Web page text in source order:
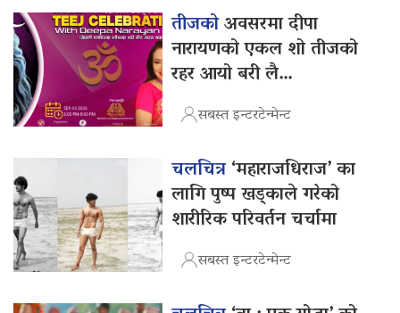
तीजकोअवसरमा दीपा
नारायणको एकल शो तीजको
रहर आयो बरी लै…
सबस्त इन्टरटेन्मेन्ट
चलचित्र‘महाराजधिराज’ का
लागि पुष्प खड्काले गरेको
शारीरिक परिवर्तन चर्चामा
सबस्त इन्टरटेन्मेन्ट